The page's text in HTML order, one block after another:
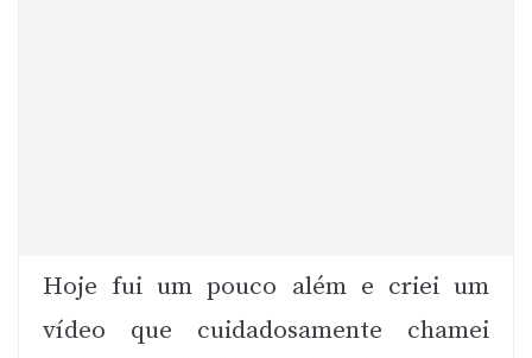
Hoje fui um pouco além e criei um
vídeo que cuidadosamente chamei